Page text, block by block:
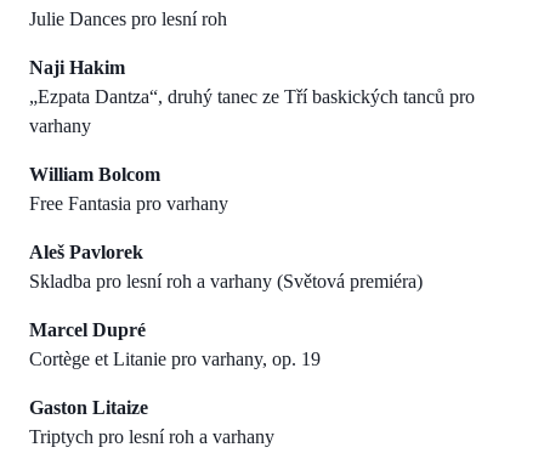
Julie Dances pro lesní roh
Naji Hakim
„Ezpata Dantza“, druhý tanec ze Tří baskických tanců pro
varhany
William Bolcom
Free Fantasia pro varhany
Aleš Pavlorek
Skladba pro lesní roh a varhany (Světová premiéra)
Marcel Dupré
Cortège et Litanie pro varhany, op. 19
Gaston Litaize
Triptych pro lesní roh a varhany